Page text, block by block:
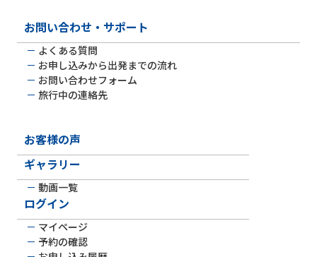
お問い合わせ・サポート
よくある質問
お申し込みから出発までの流れ
お問い合わせフォーム
旅行中の連絡先
お客様の声
ギャラリー
動画一覧
ログイン
マイページ
予約の確認